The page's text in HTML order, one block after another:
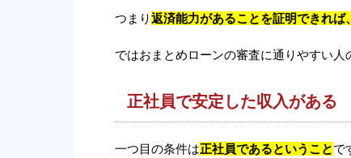
つまり返済能力があることを証明できれば
ではおまとめローンの審査に通りやすい人
正社員で安定した収入がある
一つ目の条件は正社員であるということで